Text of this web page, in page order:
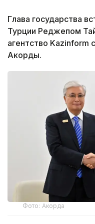
Глава государства
Турции Реджепом
агентство Kazinform
Акорды.
Фото: Акорда